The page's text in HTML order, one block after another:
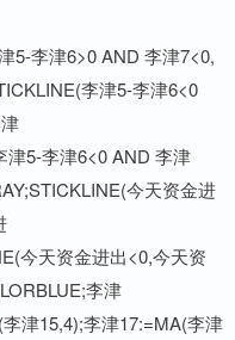
5-李津6>0 AND 李津7<0,
李津5-李津6<0
津5-李津6<0 AND 李津
今天资金进
今天资金进出<0,今天资
李津
津15,4);李津17:=MA(李津